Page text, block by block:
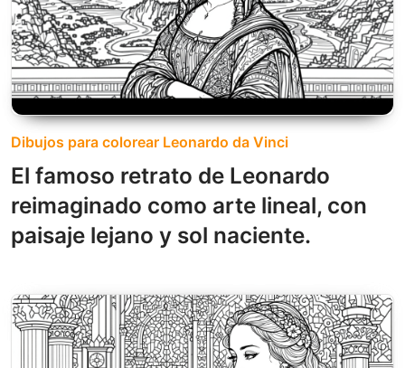
Dibujos para colorear Leonardo da Vinci
El famoso retrato de Leonardo
reimaginado como arte lineal, con
paisaje lejano y sol naciente.